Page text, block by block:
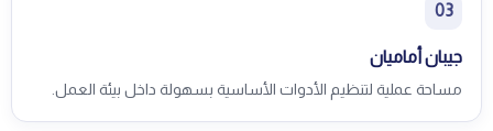
03
جيبان أماميان
مساحة عملية لتنظيم الأدوات الأساسية بسهولة داخل بيئة العمل.